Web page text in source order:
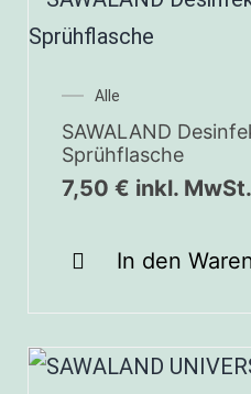
Alle
SAWALAND
Sprühflasche
7,50 € inkl. MwSt.
In den